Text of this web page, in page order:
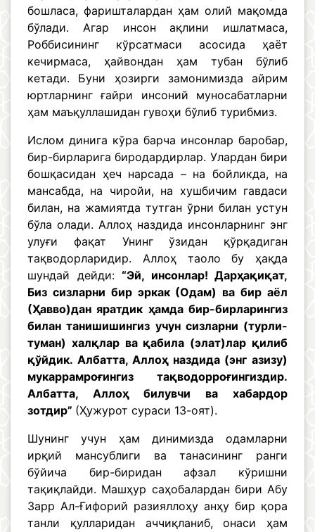
бошласа, фаришталардан ҳам олий мақомда
бўлади. Агар инсон ақлини ишлатмаса,
Роббисининг кўрсатмаси асосида ҳаёт
кечирмаса, ҳайвондан ҳам тубан бўлиб
кетади. Буни ҳозирги замонимизда айрим
юртларнинг ғайри инсоний муносабатларни
ҳам маъқуллашидан гувоҳи бўлиб турибмиз.
Ислом динига кўра барча инсонлар баробар,
бир-бирларига биродардирлар. Улардан бири
бошқасидан ҳеч нарсада – на бойликда, на
мансабда, на чиройи, на хушбичим гавдаси
билан, на жамиятда тутган ўрни билан устун
бўла олади. Аллоҳ наздида инсонларнинг энг
улуғи фақат Унинг ўзидан қўрқадиган
тақводорларидир. Аллоҳ таоло бу ҳақда
шундай дейди: “Эй, инсонлар! Дарҳақиқат,
Биз сизларни бир эркак (Одам) ва бир аёл
(Ҳавво)дан яратдик ҳамда бир-бирларингиз
билан танишишингиз учун сизларни (турли-
туман) халқлар ва қабила (элат)лар қилиб
қўйдик. Албатта, Аллоҳ наздида (энг азизу)
мукаррамроғингиз тақводорроғингиздир.
Албатта, Аллоҳ билувчи ва хабардор
зотдир” (Ҳужурот сураси 13-оят).
Шунинг учун ҳам динимизда одамларни
ирқий мансублиги ва танасининг ранги
бўйича бир-биридан афзал кўришни
тақиқлайди. Машҳур саҳобалардан бири Абу
Зарр Ал-Ғифорий разияллоҳу анҳу бир қора
танли қулларидан аччиқланиб, онаси ҳам